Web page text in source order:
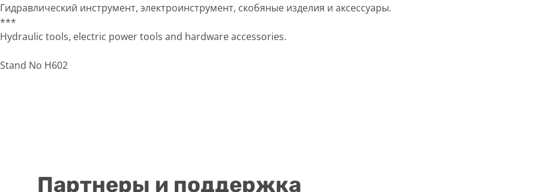
Гидравлический инструмент, электроинструмент, скобяные изделия и аксессуары.
***
Hydraulic tools, electric power tools and hardware accessories.
Stand No H602
Партнеры и поддержка